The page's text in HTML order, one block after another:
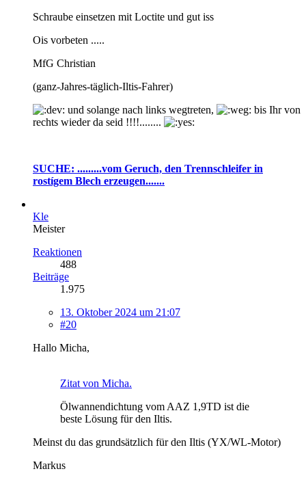
Schraube einsetzen mit Loctite und gut iss
Ois vorbeten .....
MfG Christian
(ganz-Jahres-täglich-Iltis-Fahrer)
und solange nach links wegtreten,
bis Ihr von
rechts wieder da seid !!!!........
SUCHE: .........vom Geruch, den Trennschleifer in
rostígem Blech erzeugen.......
Kle
Meister
Reaktionen
488
Beiträge
1.975
13. Oktober 2024 um 21:07
#20
Hallo Micha,
Zitat von Micha.
Ölwannendichtung vom AAZ 1,9TD ist die
beste Lösung für den Iltis.
Meinst du das grundsätzlich für den Iltis (YX/WL-Motor)
Markus